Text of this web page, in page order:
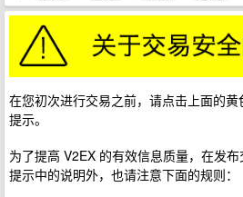
在您初次进行交易之前，请点击上面的
提示。
为了提高 V2EX 的有效信息质量，在发
提示中的说明外，也请注意下面的规则：